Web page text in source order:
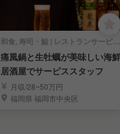
和食, 寿司・鮨 | レストランサービス・ホールスタッフ
痛風鍋と生牡蠣が美味しい海鮮
居酒屋でサービススタッフ
月収/28~50万円
福岡県 福岡市中央区